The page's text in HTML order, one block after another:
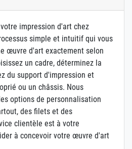
impression d'art chez
simple et intuitif qui vous
œuvre d'art exactement selon
un cadre, déterminez la
du support d'impression et
ou un châssis. Nous
options de personnalisation
des filets et des
clientèle est à votre
à concevoir votre œuvre d'art